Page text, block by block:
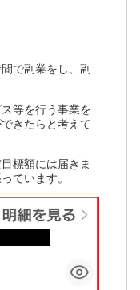
で副業をし、副
等を行う事業を
きたらと考えて
標額には届きま
ています。